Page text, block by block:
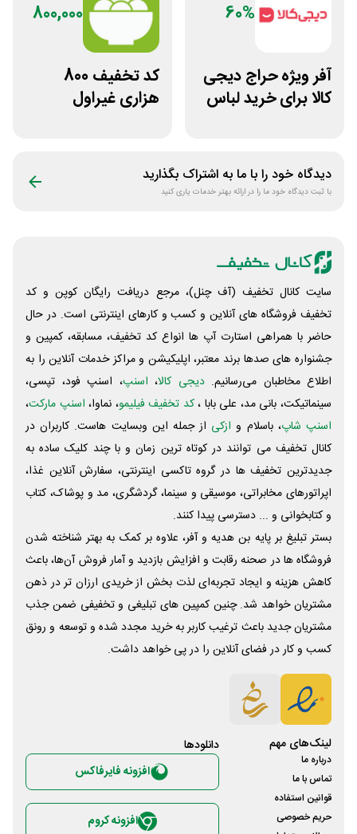
60%
آفر ویژه حراج دیجی
کالا برای خرید لباس
800,000
کد تخفیف 800
هزاری غیراول
دیدگاه خود را با ما به اشتراک بگذارید
با ثبت دیدگاه خود ما را در ارائه بهتر خدمات یاری کنید
سایت کانال تخفیف (آف چنل)، مرجع دریافت رایگان کوپن و کد
تخفیف فروشگاه های آنلاین و کسب و‌ کارهای اینترنتی است. در حال
حاضر با همراهی استارت آپ ها انواع کد تخفیف، مسابقه، کمپین و
جشنواره های صدها برند معتبر، اپلیکیشن و مراکز خدمات آنلاین را به
اطلاع مخاطبان می‌رسانیم. دیجی کالا، اسنپ، اسنپ فود، تپسی،
سینماتیکت، بانی مد، علی‌ بابا ،کد تخفیف فیلیمو، نماوا، اسنپ مارکت،
اسنپ شاپ، باسلام و ازکی از جمله این وبسایت ‌هاست. کاربران در
کانال تخفیف می توانند در کوتاه ترین زمان و با چند کلیک ساده به
جدیدترین تخفیف ها در گروه تاکسی اینترنتی، سفارش آنلاین غذا،
اپراتورهای مخابراتی، موسیقی و سینما، گردشگری، مد و پوشاک، کتاب
و کتابخوانی و ... دسترسی پیدا کنند.
بستر تبلیغ بر پایه بن هدیه و آفر، علاوه بر کمک به بهتر شناخته شدن
فروشگاه ها در صحنه رقابت و افزایش بازدید و آمار فروش آن‌ها، باعث
کاهش هزینه و ایجاد تجربه‌ای لذت بخش از خریدی ارزان تر در ذهن
مشتریان خواهد شد. چنین کمپین های تبلیغی و تخفیفی ضمن جذب
مشتریان جدید باعث ترغیب کاربر به خرید مجدد شده و توسعه و رونق
کسب و کار در فضای آنلاین را در پی خواهد داشت.
لینک‌های مهم
درباره ما
تماس با ما
قوانین استفاده
حریم خصوصی
دانلود‌ها
افزونه فایرفاکس
افزونه کروم